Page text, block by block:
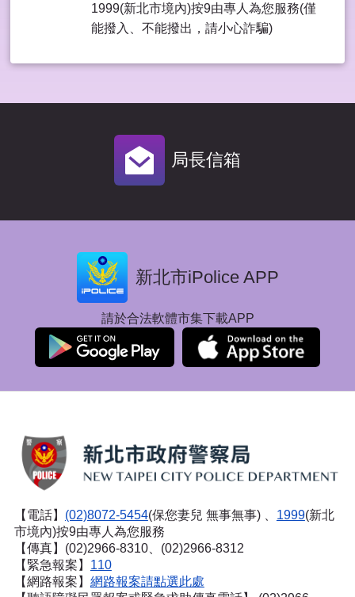
1999(新北市境內)按9由專⼈為您服務(僅
能撥入、不能撥出，請⼩⼼詐騙)
局長信箱
新北市iPolice APP
請於合法軟體市集下載APP
【電話】 (02)8072-5454(保您妻兒 無事無事) 、 1999(新北
市境內)按9由專人為您服務
【傳真】(02)2966-8310、(02)2966-8312
【緊急報案】 110
【網路報案】 網路報案請點選此處